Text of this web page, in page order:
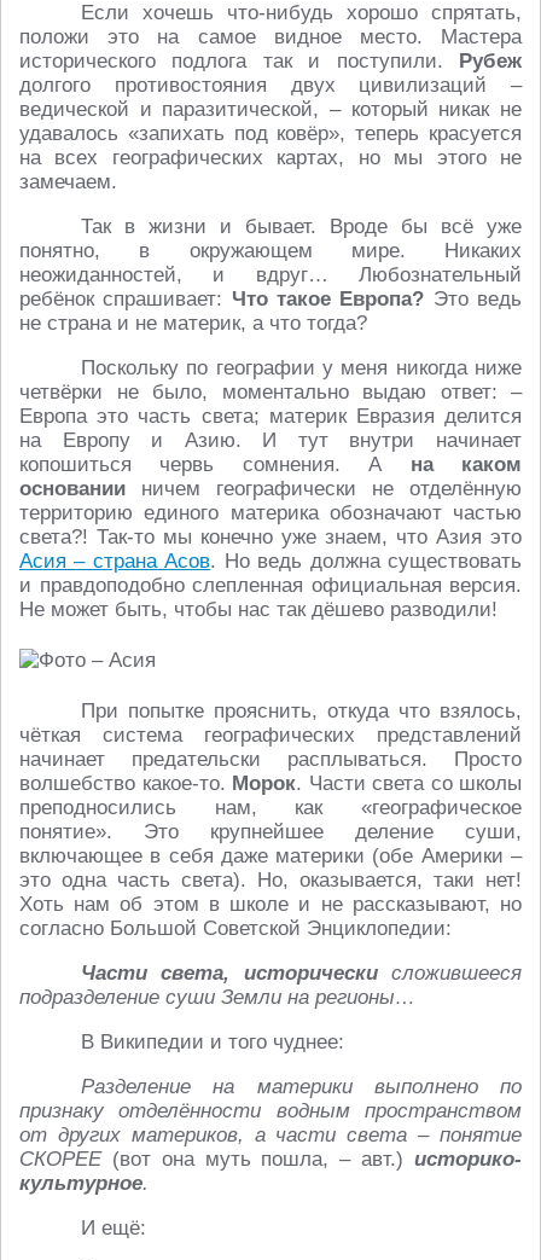
Если хочешь что-нибудь хорошо спрятать,
положи это на самое видное место. Мастера
исторического подлога так и поступили. Рубеж
долгого противостояния двух цивилизаций –
ведической и паразитической, – который никак не
удавалось «запихать под ковёр», теперь красуется
на всех географических картах, но мы этого не
замечаем.
Так в жизни и бывает. Вроде бы всё уже
понятно, в окружающем мире. Никаких
неожиданностей, и вдруг… Любознательный
ребёнок спрашивает: Что такое Европа? Это ведь
не страна и не материк, а что тогда?
Поскольку по географии у меня никогда ниже
четвёрки не было, моментально выдаю ответ: –
Европа это часть света; материк Евразия делится
на Европу и Азию. И тут внутри начинает
копошиться червь сомнения. А на каком
основании ничем географически не отделённую
территорию единого материка обозначают частью
света?! Так-то мы конечно уже знаем, что Азия это
Асия – страна Асов. Но ведь должна существовать
и правдоподобно слепленная официальная версия.
Не может быть, чтобы нас так дёшево разводили!
При попытке прояснить, откуда что взялось,
чёткая система географических представлений
начинает предательски расплываться. Просто
волшебство какое-то. Морок. Части света со школы
преподносились нам, как «географическое
понятие». Это крупнейшее деление суши,
включающее в себя даже материки (обе Америки –
это одна часть света). Но, оказывается, таки нет!
Хоть нам об этом в школе и не рассказывают, но
согласно Большой Советской Энциклопедии:
Части света,
историческисложившееся
подразделение суши Земли на регионы…
В Википедии и того чуднее:
Разделение на материки выполнено по
признаку отделённости водным пространством
от других материков, а части света – понятие
СКОРЕЕ (вот она муть пошла, – авт.) историко-
культурное.
И ещё: